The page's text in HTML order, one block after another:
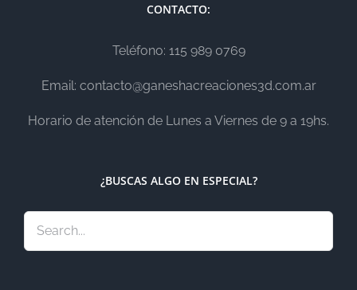
CONTACTO:
Teléfono: 115 989 0769
Email: contacto@ganeshacreaciones3d.com.ar
Horario de atención de Lunes a Viernes de 9 a 19hs.
¿BUSCAS ALGO EN ESPECIAL?